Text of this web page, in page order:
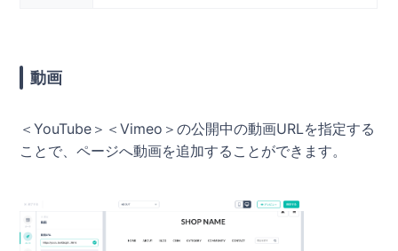
動画
＜YouTube＞＜Vimeo＞の公開中の動画URLを指定する
ことで、ページへ動画を追加することができます。